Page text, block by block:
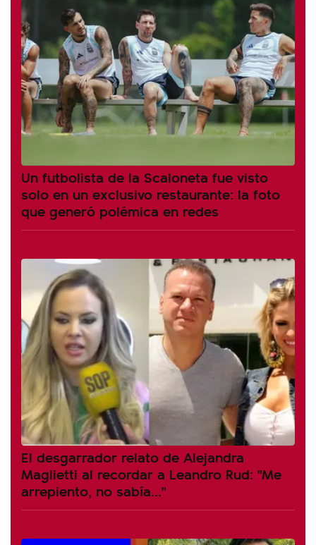
Un futbolista de la Scaloneta fue visto
solo en un exclusivo restaurante: la foto
que generó polémica en redes
El desgarrador relato de Alejandra
Maglietti al recordar a Leandro Rud: "Me
arrepiento, no sabía..."